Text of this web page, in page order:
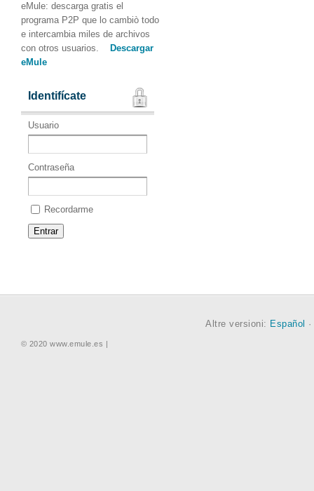
eMule: descarga gratis el
programa P2P que lo cambiò todo
e intercambia miles de archivos
con otros usuarios.
Descargar
eMule
Identifícate
Usuario
Contraseña
Recordarme
Altre versioni: Español
© 2020 www.emule.es |